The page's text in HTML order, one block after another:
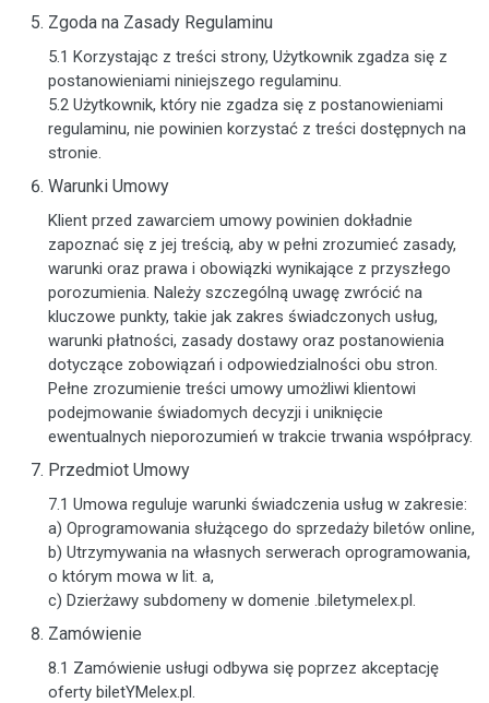
Zgoda na Zasady Regulaminu
5.1 Korzystając z treści strony, Użytkownik zgadza się z
postanowieniami niniejszego regulaminu.
5.2 Użytkownik, który nie zgadza się z postanowieniami
regulaminu, nie powinien korzystać z treści dostępnych na
stronie.
Warunki Umowy
Klient przed zawarciem umowy powinien dokładnie
zapoznać się z jej treścią, aby w pełni zrozumieć zasady,
warunki oraz prawa i obowiązki wynikające z przyszłego
porozumienia. Należy szczególną uwagę zwrócić na
kluczowe punkty, takie jak zakres świadczonych usług,
warunki płatności, zasady dostawy oraz postanowienia
dotyczące zobowiązań i odpowiedzialności obu stron.
Pełne zrozumienie treści umowy umożliwi klientowi
podejmowanie świadomych decyzji i uniknięcie
ewentualnych nieporozumień w trakcie trwania współpracy.
Przedmiot Umowy
7.1 Umowa reguluje warunki świadczenia usług w zakresie:
a) Oprogramowania służącego do sprzedaży biletów online,
b) Utrzymywania na własnych serwerach oprogramowania,
o którym mowa w lit. a,
c) Dzierżawy subdomeny w domenie .biletymelex.pl.
Zamówienie
8.1 Zamówienie usługi odbywa się poprzez akceptację
oferty biletYMelex.pl.